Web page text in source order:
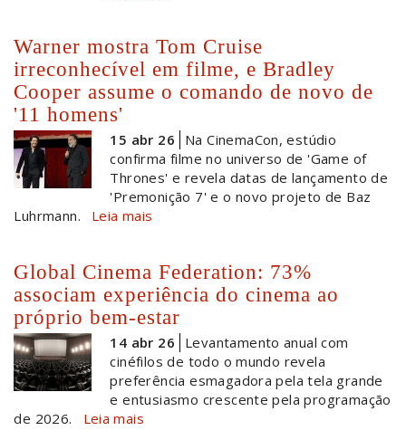
Warner mostra Tom Cruise
irreconhecível em filme, e Bradley
Cooper assume o comando de novo de
'11 homens'
15 abr 26
Na CinemaCon, estúdio
confirma filme no universo de 'Game of
Thrones' e revela datas de lançamento de
'Premonição 7' e o novo projeto de Baz
Luhrmann.
Leia mais
Global Cinema Federation: 73%
associam experiência do cinema ao
próprio bem-estar
14 abr 26
Levantamento anual com
cinéfilos de todo o mundo revela
preferência esmagadora pela tela grande
e entusiasmo crescente pela programação
de 2026.
Leia mais